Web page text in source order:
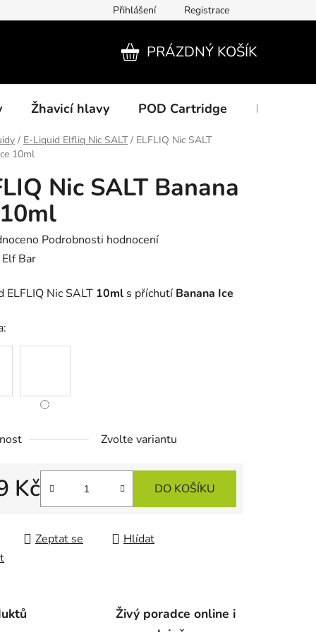
Přihlášení Registrace
KOŠÍK
PRÁZDNÝ KOŠÍK
Žhavicí hlavy POD Cartridge
/ E-Liquid Elfliq Nic SALT / ELFLIQ Nic SALT
10ml
Nic SALT Banana
Podrobnosti hodnocení
Elf Bar
ELFLIQ Nic SALT 10ml s příchutí Banana Ice
Zvolte variantu
Kč DO KOŠÍKU
Zeptat se
Hlídat
Živý poradce online i